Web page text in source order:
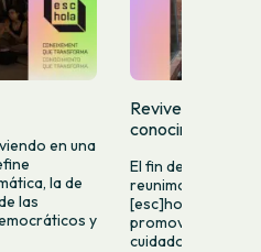
en una
la de
las
y
Revive la
conocimiento
El fin de semana
reunimos en
[esc]hola
promover la
cuidadoso, justo